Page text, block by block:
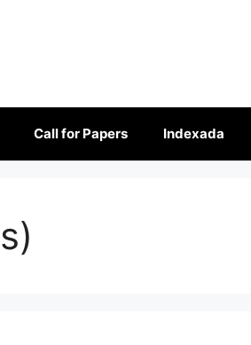
Call for Papers Indexada